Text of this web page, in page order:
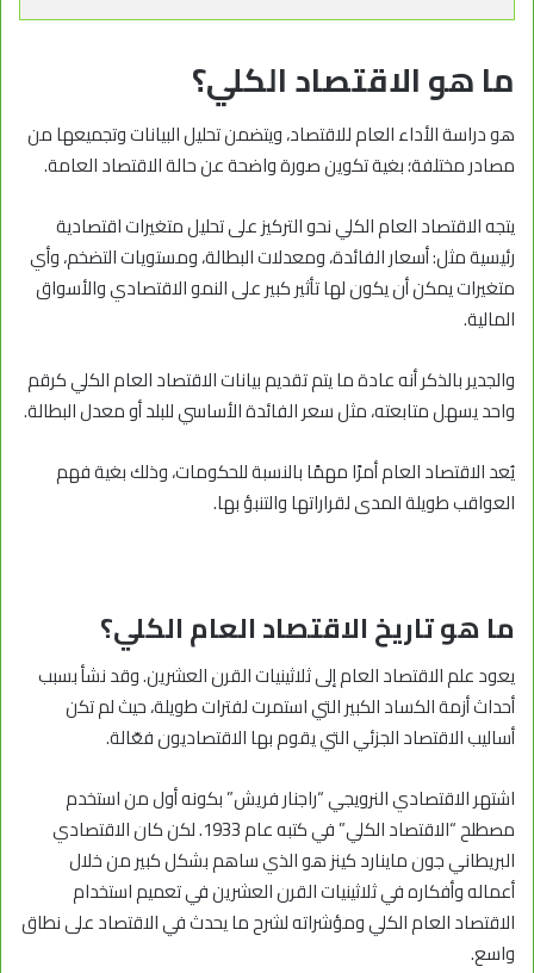
ما هو الاقتصاد الكلي؟
هو دراسة الأداء العام للاقتصاد، ويتضمن تحليل البيانات وتجميعها من
مصادر مختلفة؛ بغية تكوين صورة واضحة عن حالة الاقتصاد العامة.
يتجه الاقتصاد العام الكلي نحو التركيز على تحليل متغيرات اقتصادية
رئيسية مثل: أسعار الفائدة، ومعدلات البطالة، ومستويات التضخم، وأي
متغيرات يمكن أن يكون لها تأثير كبير على النمو الاقتصادي والأسواق
المالية.
والجدير بالذكر أنه عادة ما يتم تقديم بيانات الاقتصاد العام الكلي كرقم
واحد يسهل متابعته، مثل سعر الفائدة الأساسي للبلد أو معدل البطالة.
يُعد الاقتصاد العام أمرًا مهمًا بالنسبة للحكومات، وذلك بغية فهم
العواقب طويلة المدى لقراراتها والتنبؤ بها.
ما هو تاريخ الاقتصاد العام الكلي؟
يعود علم الاقتصاد العام إلى ثلاثينيات القرن العشرين. وقد نشأ بسبب
أحداث أزمة الكساد الكبير التي استمرت لفترات طويلة، حيث لم تكن
أساليب الاقتصاد الجزئي التي يقوم بها الاقتصاديون فعّالة.
اشتهر الاقتصادي النرويجي “راجنار فريش” بكونه أول من استخدم
مصطلح “الاقتصاد الكلي” في كتبه عام 1933. لكن كان الاقتصادي
البريطاني جون ماينارد كينز هو الذي ساهم بشكل كبير من خلال
أعماله وأفكاره في ثلاثينيات القرن العشرين في تعميم استخدام
الاقتصاد العام الكلي ومؤشراته لشرح ما يحدث في الاقتصاد على نطاق
واسع.